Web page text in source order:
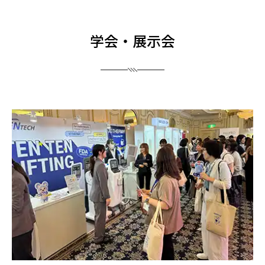
学会・展示会